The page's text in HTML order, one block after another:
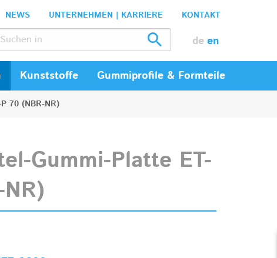
NEWS UNTERNEHMEN | KARRIERE KONTAKT
de en
Kunststoffe Gummiprofile & Formteile
70 (NBR-NR)
Gummi-Platte ET-